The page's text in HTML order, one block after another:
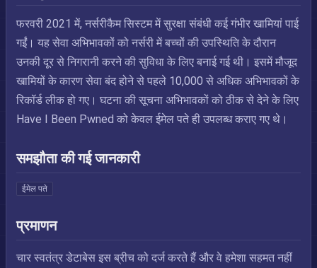
फरवरी 2021 में, नर्सरीकैम सिस्टम में सुरक्षा संबंधी कई गंभीर खामियां पाई
गईं। यह सेवा अभिभावकों को नर्सरी में बच्चों की उपस्थिति के दौरान
उनकी दूर से निगरानी करने की सुविधा के लिए बनाई गई थी। इसमें मौजूद
खामियों के कारण सेवा बंद होने से पहले 10,000 से अधिक अभिभावकों के
रिकॉर्ड लीक हो गए। घटना की सूचना अभिभावकों को ठीक से देने के लिए
Have I Been Pwned को केवल ईमेल पते ही उपलब्ध कराए गए थे।
समझौता की गई जानकारी
ईमेल पते
प्रमाणन
चार स्वतंत्र डेटाबेस इस ब्रीच को दर्ज करते हैं और वे हमेशा सहमत नहीं